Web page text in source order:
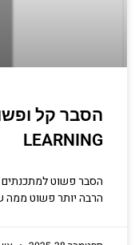
LEARNING
הסבר פשוט
הרבה יותר פשוט ממה